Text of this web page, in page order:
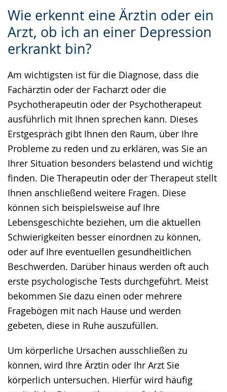
Wie erkennt eine Ärztin oder ein
Arzt, ob ich an einer Depression
erkrankt bin?
Am wichtigsten ist für die Diagnose, dass die
Fachärztin oder der Facharzt oder die
Psychotherapeutin oder der Psychotherapeut
ausführlich mit Ihnen sprechen kann. Dieses
Erstgespräch gibt Ihnen den Raum, über Ihre
Probleme zu reden und zu erklären, was Sie an
Ihrer Situation besonders belastend und wichtig
finden. Die Therapeutin oder der Therapeut stellt
Ihnen anschließend weitere Fragen. Diese
können sich beispielsweise auf Ihre
Lebensgeschichte beziehen, um die aktuellen
Schwierigkeiten besser einordnen zu können,
oder auf Ihre eventuellen gesundheitlichen
Beschwerden. Darüber hinaus werden oft auch
erste psychologische Tests durchgeführt. Meist
bekommen Sie dazu einen oder mehrere
Fragebögen mit nach Hause und werden
gebeten, diese in Ruhe auszufüllen.
Um körperliche Ursachen ausschließen zu
können, wird Ihre Ärztin oder Ihr Arzt Sie
körperlich untersuchen. Hierfür wird häufig
Leichten
Sprache
wechseln.
Audio-
Unterstützung.
Video
in
Deutscher
wird
angezeigt.